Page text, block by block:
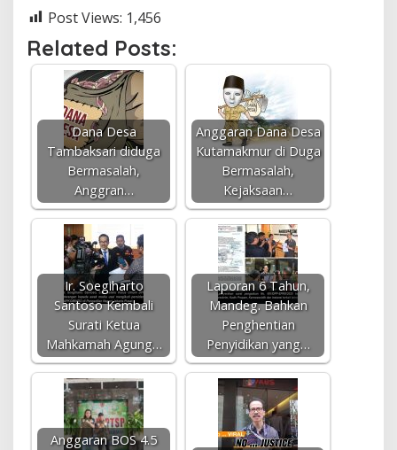
Post Views: 1,456
Related Posts:
Dana Desa
Tambaksari diduga
Bermasalah,
Anggran…
Anggaran Dana Desa
Kutamakmur di Duga
Bermasalah,
Kejaksaan…
Ir. Soegiharto
Santoso Kembali
Surati Ketua
Mahkamah Agung…
Laporan 6 Tahun,
Mandeg. Bahkan
Penghentian
Penyidikan yang…
Anggaran BOS 4.5